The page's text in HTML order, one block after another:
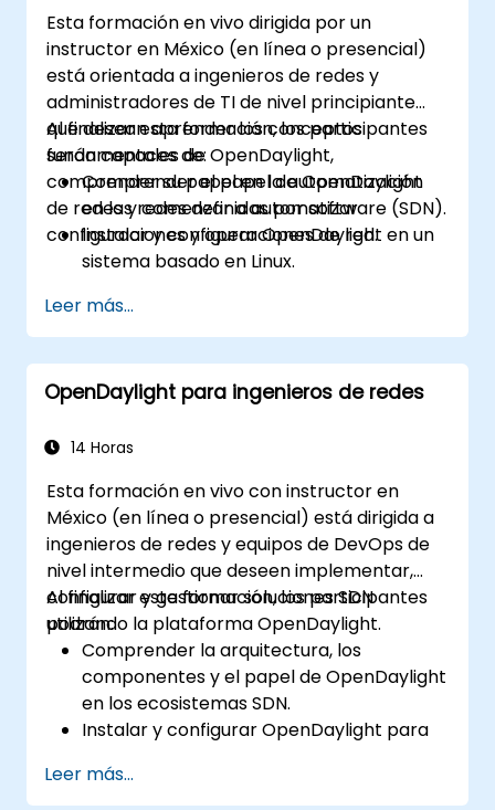
Esta formación en vivo dirigida por un
instructor en México (en línea o presencial)
está orientada a ingenieros de redes y
administradores de TI de nivel principiante
que desean aprender los conceptos
fundamentales de OpenDaylight,
comprender su papel en la automatización
de redes y comenzar a automatizar
configuraciones y operaciones de red.
Al finalizar esta formación, los participantes
serán capaces de:
Comprender el papel de OpenDaylight
en las redes definidas por software (SDN).
Instalar y configurar OpenDaylight en un
sistema basado en Linux.
características principales de
OpenDaylight.
Crear configuraciones básicas de redes
automatizadas utilizando OpenDaylight.
controladores OpenDaylight.
Leer más...
OpenDaylight para ingenieros de redes
14 Horas
Esta formación en vivo con instructor en
México (en línea o presencial) está dirigida a
ingenieros de redes y equipos de DevOps de
nivel intermedio que deseen implementar,
configurar y gestionar soluciones SDN
utilizando la plataforma OpenDaylight.
Al finalizar esta formación, los participantes
podrán:
Comprender la arquitectura, los
componentes y el papel de OpenDaylight
en los ecosistemas SDN.
Instalar y configurar OpenDaylight para
Desarrollar e implementar flujos de red
Leer más...